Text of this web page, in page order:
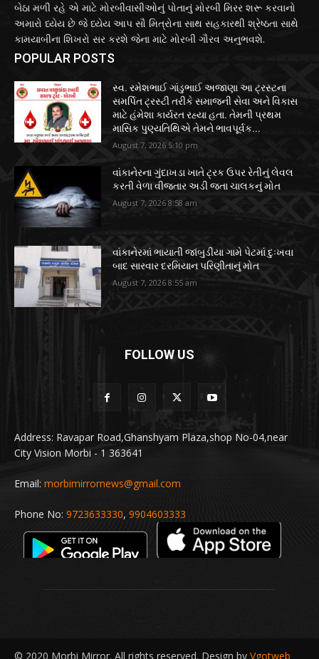
બેઠા મળી રહે એ માટે મોરબીવાસીઓનું પોતાનું મોરબી મિરર શરૂ કરવાનો
અમારો ધ્યેય છે જે ધ્યેય આપ સૌ મિત્રોના સાથ સહકારથી શ્રેષ્ઠતા સાથે
કામયાબીના શિખરો સર કરશે જેના માટે મોરબી ગૌરવ અનુભવશે.
POPULAR POSTS
સ્વ. રમેશભાઈ ગાંડુભાઈ અજાણા આ ટ્રસ્ટના
સમર્પિત ટ્રસ્ટી તરીકે સમાજની સેવા અને વિકાસ
માટે હંમેશા કાર્યરત રહ્યા હતા. તેમની પ્રથમ
માસિક પુણ્યતિથિએ તેમને ભાવપૂર્વક...
August 7, 2026 5:10 pm
વાંકાનેરના ગુંદાખડા ખાતે ટ્રક ઉપર રેતીનું લેવલ
કરતી વેળા વીજતાર અડી જતા ચાલકનું મોત
August 7, 2026 8:58 am
વાંકાનેરમાં ભાયાતી જાંબુડીયા ગામે પેટમાં દુઃખવા
બાદ સારવાર દરમિયાન પરિણીતાનું મોત
August 7, 2026 8:55 am
FOLLOW US
Address: Ravapar Road,Ghanshyam Plaza,shop No-04,near
City Vision Morbi - 1 363641
Email: morbimirrornews@gmail.com
Phone No: 9723633330, 9904603333
© 2020 Morbi Mirror. All rights reserved. Design by Vgotweb